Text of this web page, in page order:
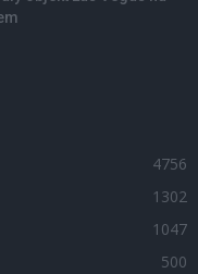
4756
1302
1047
500